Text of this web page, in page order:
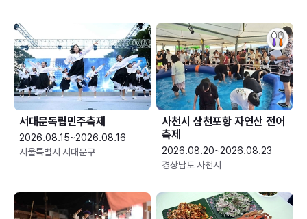
서대문독립민주축제
2026.08.15~2026.08.16
서울특별시 서대문구
사천시 삼천포항 자연산 전어
축제
2026.08.20~2026.08.23
경상남도 사천시